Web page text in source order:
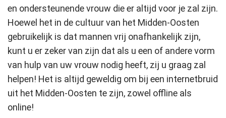
en ondersteunende vrouw die er altijd voor je zal zijn.
Hoewel het in de cultuur van het Midden-Oosten
gebruikelijk is dat mannen vrij onafhankelijk zijn,
kunt u er zeker van zijn dat als u een of andere vorm
van hulp van uw vrouw nodig heeft, zij u graag zal
helpen! Het is altijd geweldig om bij een internetbruid
uit het Midden-Oosten te zijn, zowel offline als
online!